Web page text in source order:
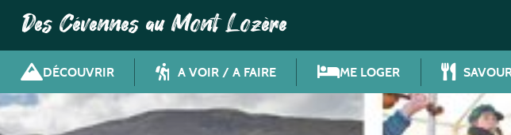
Des Cévennes au Mont Lozère
DÉCOUVRIR A VOIR / A FAIRE ME LOGER